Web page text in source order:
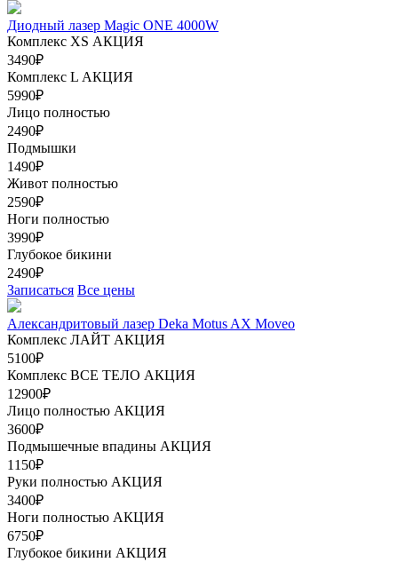
Диодный лазер Magic ONE 4000W
Комплекс ХS АКЦИЯ
3490₽
Комплекс L АКЦИЯ
5990₽
Лицо полностью
2490₽
Подмышки
1490₽
Живот полностью
2590₽
Ноги полностью
3990₽
Глубокое бикини
2490₽
Записаться Все цены
Александритовый лазер Deka Motus AX Moveo
Комплекс ЛАЙТ АКЦИЯ
5100₽
Комплекс ВСЕ ТЕЛО АКЦИЯ
12900₽
Лицо полностью АКЦИЯ
3600₽
Подмышечные впадины АКЦИЯ
1150₽
Руки полностью АКЦИЯ
3400₽
Ноги полностью АКЦИЯ
6750₽
Глубокое бикини АКЦИЯ